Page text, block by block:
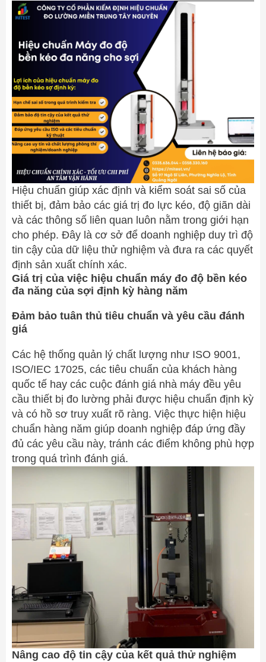
Hiệu chuẩn giúp xác định và kiểm soát sai số của
thiết bị, đảm bảo các giá trị đo lực kéo, độ giãn dài
và các thông số liên quan luôn nằm trong giới hạn
cho phép. Đây là cơ sở để doanh nghiệp duy trì độ
tin cậy của dữ liệu thử nghiệm và đưa ra các quyết
định sản xuất chính xác.
Giá trị của việc hiệu chuẩn máy đo độ bền kéo
đa năng của sợi định kỳ hàng năm
Đảm bảo tuân thủ tiêu chuẩn và yêu cầu đánh
giá
Các hệ thống quản lý chất lượng như ISO 9001,
ISO/IEC 17025, các tiêu chuẩn của khách hàng
quốc tế hay các cuộc đánh giá nhà máy đều yêu
cầu thiết bị đo lường phải được hiệu chuẩn định kỳ
và có hồ sơ truy xuất rõ ràng. Việc thực hiện hiệu
chuẩn hàng năm giúp doanh nghiệp đáp ứng đầy
đủ các yêu cầu này, tránh các điểm không phù hợp
trong quá trình đánh giá.
Nâng cao độ tin cậy của kết quả thử nghiệm